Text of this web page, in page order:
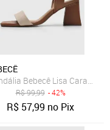
Bebecê Lisa Caramelo
R$99,99 - 42%
R$ 57,99 no Pix